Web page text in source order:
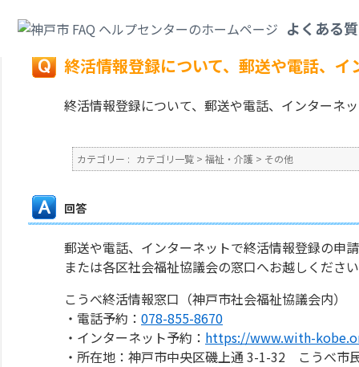
よくある
戻る
終活情報登録について、郵送や電話、
終活情報登録について、郵送や電話、インターネ
カテゴリー : カテゴリ一覧 > 福祉・介護 > その他
回答
郵送や電話、インターネットで終活情報登録の申
または各区社会福祉協議会の窓口へお越しくださ
こうべ終活情報窓口（神戸市社会福祉協議会内）
・電話予約： 078-855-8670
・インターネット予約： https://www.with-
・所在地：神戸市中央区磯上通 3-1-32 こうべ市